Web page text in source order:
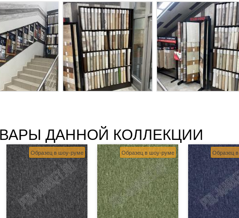
ДАННОЙ КОЛЛЕКЦИИ
Образец в шоу-руме Образец в шоу-руме Образец